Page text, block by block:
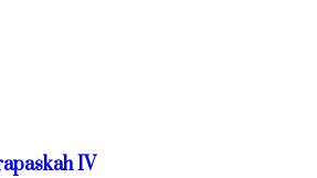
IV